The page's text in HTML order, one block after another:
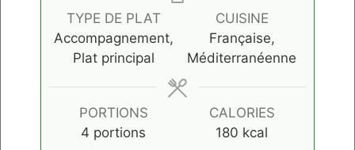
TYPE DE PLAT
Accompagnement,
Plat principal
CUISINE
Française,
Méditerranéenne
PORTIONS
4 portions
CALORIES
180 kcal